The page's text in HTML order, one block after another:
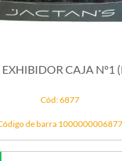
CAJA Nº1
Cód: 6877
de barra 1000000006877